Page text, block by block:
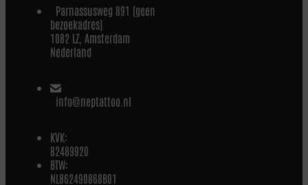
Parnassusweg 891 (geen
bezoekadres)
1082 LZ, Amsterdam
Nederland
info@neptattoo.nl
KVK:
82489920
BTW:
NL862490868B01